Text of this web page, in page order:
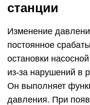
станции
Изменение
постоянное
остановки
из-за нарушений в
Он выполняет
давления. При